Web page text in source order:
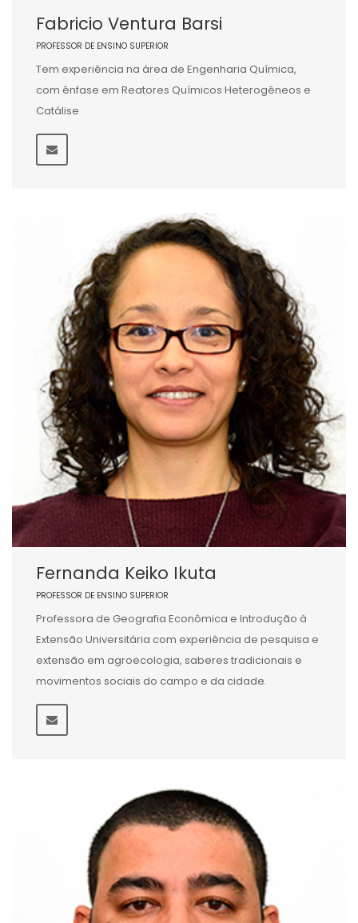
Fabricio Ventura Barsi
PROFESSOR DE ENSINO SUPERIOR
Tem experiência na área de Engenharia Química,
com ênfase em Reatores Químicos Heterogêneos e
Catálise
Fernanda Keiko Ikuta
PROFESSOR DE ENSINO SUPERIOR
Professora de Geografia Econômica e Introdução à
Extensão Universitária com experiência de pesquisa e
extensão em agroecologia, saberes tradicionais e
movimentos sociais do campo e da cidade.